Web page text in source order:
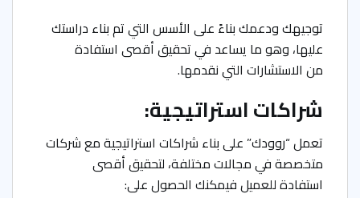
توجيهك ودعمك بناءً على الأسس التي تم بناء دراستك
عليها، وهو ما يساعد في تحقيق أقصى استفادة
من الاستشارات التي نقدمها.
شراكات استراتيجية:
تعمل “روودك” على بناء شراكات استراتيجية مع شركات
متخصصة في مجالات مختلفة، لتحقيق أقصى
استفادة للعميل فيمكنك الحصول على: